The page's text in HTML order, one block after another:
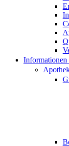
Informationen